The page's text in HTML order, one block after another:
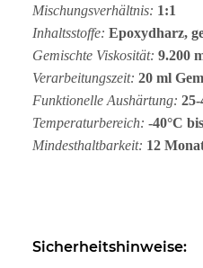
Mischungsverhältnis: 1:1
Inhaltsstoffe: Epoxydharz,
Gemischte Viskosität: 9.200
Verarbeitungszeit: 20 ml
Funktionelle Aushärtung:
Temperaturbereich: -40°C
Mindesthaltbarkeit: 12
Sicherheitshinweise: